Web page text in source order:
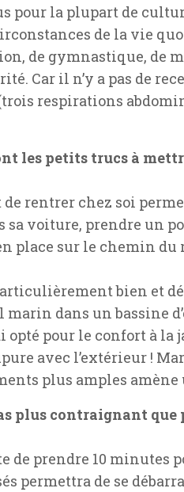
pour la plupart de
de la vie
de gymnastique, de
Car il n’y a pas de
respirations
les petits trucs à
rentrer chez soi
voiture, prendre un
place sur le chemin
bien et
dans un bassine
opté pour le confort à la
avec l’extérieur !
plus amples
plus contraignant
de prendre 10 minutes
permettra de se